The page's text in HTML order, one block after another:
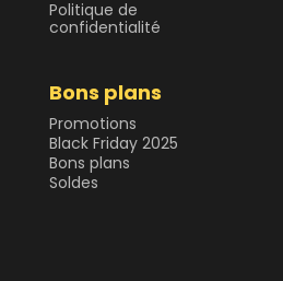
Politique de
confidentialité
Bons plans
Promotions
Black Friday 2025
Bons plans
Soldes